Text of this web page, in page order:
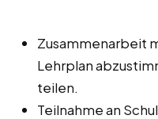
Zusammenarbeit
Lehrplan
teilen.
Teilnahme an